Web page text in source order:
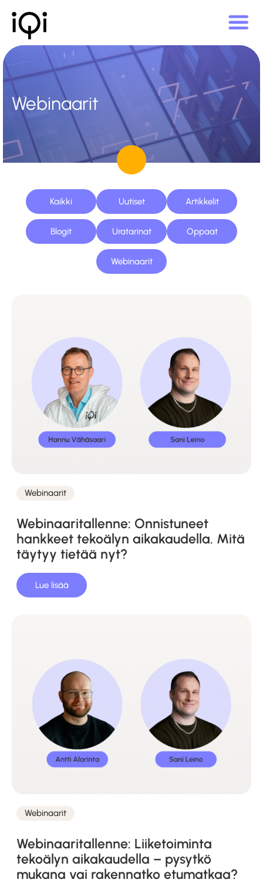
Webinaarit
Kaikki Uutiset Artikkelit
Blogit Uratarinat Oppaat
Webinaarit
Webinaarit
Webinaaritallenne: Onnistuneet
hankkeet tekoälyn aikakaudella. Mitä
täytyy tietää nyt?
Lue lisää
Webinaarit
Webinaaritallenne: Liiketoiminta
tekoälyn aikakaudella – pysytkö
mukana vai rakennatko etumatkaa?